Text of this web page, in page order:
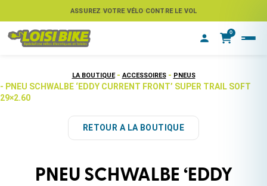
ASSUREZ VOTRE VÉLO CONTRE LE VOL
0
LA BOUTIQUE - ACCESSOIRES - PNEUS
- PNEU SCHWALBE ‘EDDY CURRENT FRONT’ SUPER TRAIL SOFT
29×2.60
RETOUR A LA BOUTIQUE
PNEU SCHWALBE ‘EDDY